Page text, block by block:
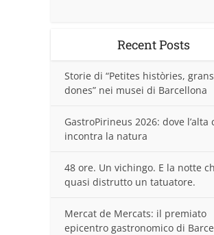
Recent Posts
Storie di “Petites històries, grans
dones” nei musei di Barcellona
GastroPirineus 2026: dove l’alta
incontra la natura
48 ore. Un vichingo. E la notte
quasi distrutto un tatuatore.
Mercat de Mercats: il premiato
epicentro gastronomico di